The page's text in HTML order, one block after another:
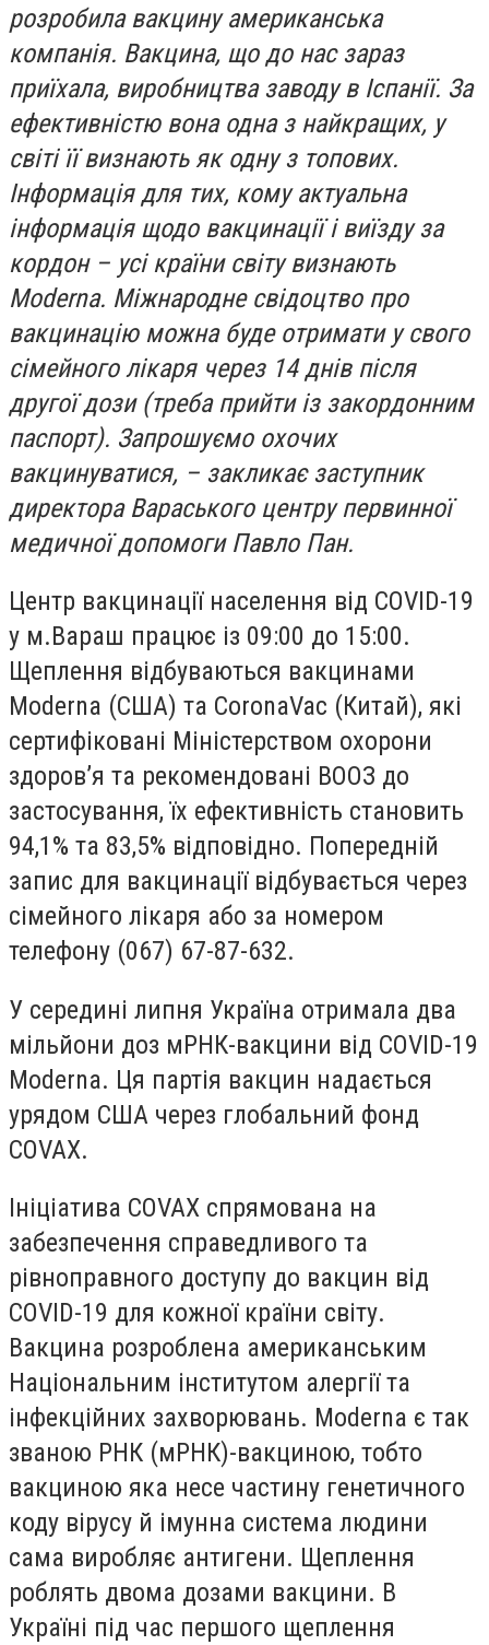
розробила вакцину американська
компанія. Вакцина, що до нас зараз
приїхала, виробництва заводу в Іспанії. За
ефективністю вона одна з найкращих, у
світі її визнають як одну з топових.
Інформація для тих, кому актуальна
інформація щодо вакцинації і виїзду за
кордон – усі країни світу визнають
Moderna. Міжнародне свідоцтво про
вакцинацію можна буде отримати у свого
сімейного лікаря через 14 днів після
другої дози (треба прийти із закордонним
паспорт). Запрошуємо охочих
вакцинуватися, – закликає заступник
директора Вараського центру первинної
медичної допомоги Павло Пан.
Центр вакцинації населення від COVID-19
у м.Вараш працює із 09:00 до 15:00.
Щеплення відбуваються вакцинами
Moderna (США) та CoronaVac (Китай), які
сертифіковані Міністерством охорони
здоров’я та рекомендовані ВООЗ до
застосування, їх ефективність становить
94,1% та 83,5% відповідно. Попередній
запис для вакцинації відбувається через
сімейного лікаря або за номером
телефону (067) 67-87-632.
У середині липня Україна отримала два
мільйони доз мРНК-вакцини від COVID-19
Moderna. Ця партія вакцин надається
урядом США через глобальний фонд
COVAX.
Ініціатива COVAХ спрямована на
забезпечення справедливого та
рівноправного доступу до вакцин від
COVID-19 для кожної країни світу.
Вакцина розроблена американським
Національним інститутом алергії та
інфекційних захворювань. Moderna є так
званою РНК (мРНК)-вакциною, тобто
вакциною яка несе частину генетичного
коду вірусу й імунна система людини
сама виробляє антигени. Щеплення
роблять двома дозами вакцини. В
Україні під час першого щеплення